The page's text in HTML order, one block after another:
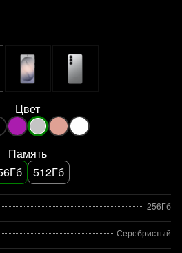
Цвет
Память
512Гб
256Гб
Серебристый